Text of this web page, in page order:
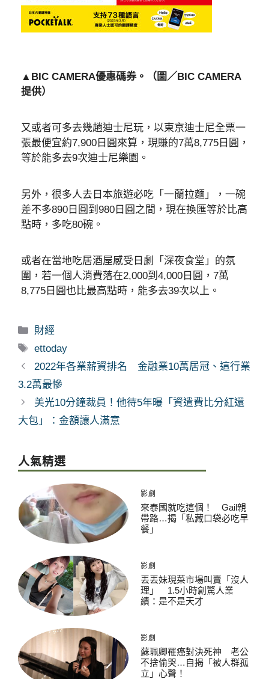
▲BIC CAMERA優惠碼券。（圖／BIC CAMERA
提供）
又或者可多去幾趟迪士尼玩，以東京迪士尼全票一
張最便宜約7,900日圓來算，現賺的7萬8,775日圓，
等於能多去9次迪士尼樂園。
另外，很多人去日本旅遊必吃「一蘭拉麵」，一碗
差不多890日圓到980日圓之間，現在換匯等於比高
點時，多吃80碗。
或者在當地吃居酒屋感受日劇「深夜食堂」的氛
圍，若一個人消費落在2,000到4,000日圓，7萬
8,775日圓也比最高點時，能多去39次以上。
分
類
財經
標
籤
ettoday
2022年各業薪資排名 金融業10萬居冠、這行業
3.2萬最慘
美光10分鐘裁員！他待5年曝「資遣費比分紅還
大包」：金額讓人滿意
人氣精選
影劇
來泰國就吃這個！ Gail親
帶路…揭「私藏口袋必吃早
餐」
影劇
丟丟妹現菜市場叫賣「沒人
理」 1.5小時創驚人業
績：是不是天才
影劇
蘇珮卿罹癌對決死神 老公
不捨偷哭…自揭「被人群孤
立」心聲！